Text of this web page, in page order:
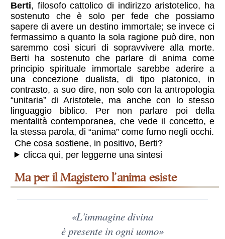
Berti, filosofo cattolico di indirizzo aristotelico, ha
sostenuto che è solo per fede che possiamo
sapere di avere un destino immortale; se invece ci
fermassimo a quanto la sola ragione può dire, non
saremmo così sicuri di sopravvivere alla morte.
Berti ha sostenuto che parlare di anima come
principio spirituale immortale sarebbe aderire a
una concezione dualista, di tipo platonico, in
contrasto, a suo dire, non solo con la antropologia
“unitaria” di Aristotele, ma anche con lo stesso
linguaggio biblico. Per non parlare poi della
mentalità contemporanea, che vede il concetto, e
la stessa parola, di “anima” come fumo negli occhi.
Che cosa sostiene, in positivo, Berti?
clicca qui, per leggerne una sintesi
ma per il Magistero l’anima esiste
«L'immagine divina
è presente in ogni uomo»